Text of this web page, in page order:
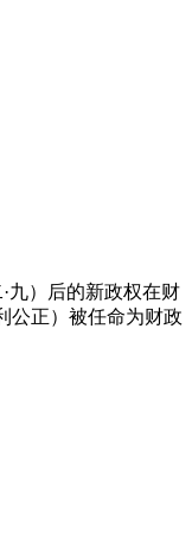
九）后的新政权在财
公正）被任命为财政